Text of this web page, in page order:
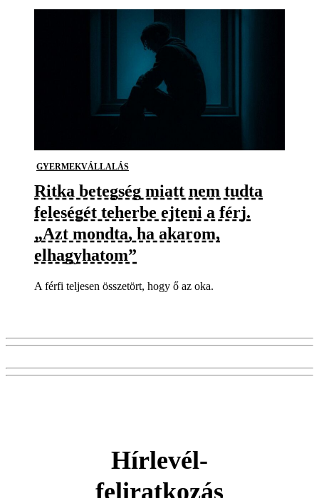
GYERMEKVÁLLALÁS
Ritka betegség miatt nem tudta
feleségét teherbe ejteni a férj.
„Azt mondta, ha akarom,
elhagyhatom”
A férfi teljesen összetört, hogy ő az oka.
Hírlevél-
feliratkozás